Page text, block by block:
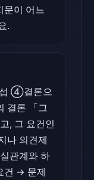
문이 어느
.
④결론으
결론 「그
, 그 요건인
나 의견제
관계와 하
건 → 문제